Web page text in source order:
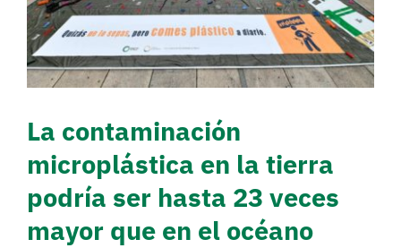
mayor que en el océano
Actualidad Investigación
La contaminación
microplástica en la tierra
podría ser hasta 23 veces
mayor que en el océano